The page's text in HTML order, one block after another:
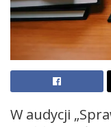
W audycji